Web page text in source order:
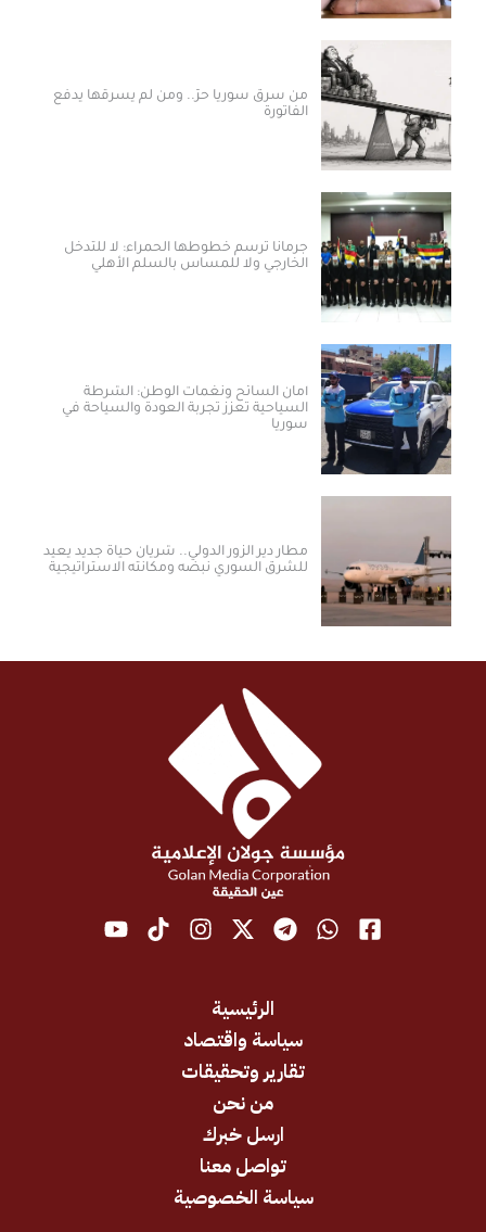
من سرق سوريا حرّ.. ومن لم يسرقها يدفع
الفاتورة
جرمانا ترسم خطوطها الحمراء: لا للتدخل
الخارجي ولا للمساس بالسلم الأهلي
أمان السائح ونغمات الوطن: الشرطة
السياحية تعزز تجربة العودة والسياحة في
سوريا
مطار دير الزور الدولي.. شريان حياة جديد يعيد
للشرق السوري نبضه ومكانته الاستراتيجية
سياسة واقتصاد
تقارير وتحقيقات
ارسل خبرك
تواصل معنا
سياسة الخصوصية